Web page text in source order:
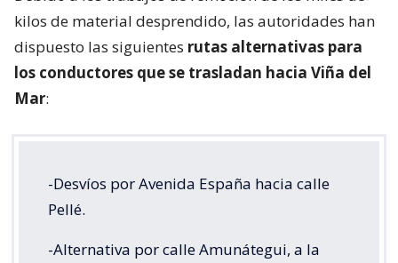
kilos de material desprendido, las autoridades han
dispuesto las siguientes rutas alternativas para
los conductores que se trasladan hacia Viña del
Mar:
-Desvíos por Avenida España hacia calle
Pellé.
-Alternativa por calle Amunátegui, a la